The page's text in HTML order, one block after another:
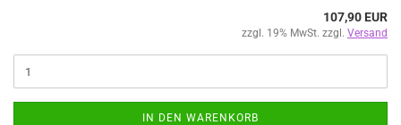
107,90 EUR
zzgl. 19% MwSt. zzgl. Versand
IN DEN WARENKORB